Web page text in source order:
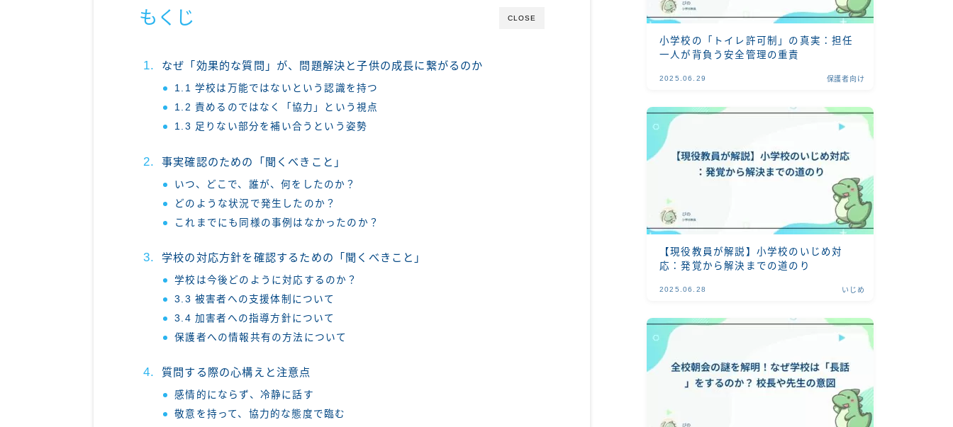
CLOSE
もくじ
なぜ「効果的な質問」が、問題解決と子供の成長に繋がるのか
1.1 学校は万能ではないという認識を持つ
1.2 責めるのではなく「協力」という視点
1.3 足りない部分を補い合うという姿勢
事実確認のための「聞くべきこと」
いつ、どこで、誰が、何をしたのか？
どのような状況で発生したのか？
これまでにも同様の事例はなかったのか？
学校の対応方針を確認するための「聞くべきこと」
学校は今後どのように対応するのか？
3.3 被害者への支援体制について
3.4 加害者への指導方針について
保護者への情報共有の方法について
質問する際の心構えと注意点
感情的にならず、冷静に話す
敬意を持って、協力的な態度で臨む
小学校の「トイレ許可制」の真実：担任
一人が背負う安全管理の重責
2025.06.29 保護者向け
【現役教員が解説】小学校のいじめ対
応：発覚から解決までの道のり
2025.06.28 いじめ